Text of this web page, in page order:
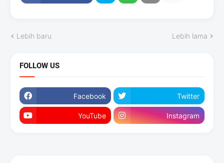
Lebih baru Lebih lama
FOLLOW US
Facebook Twitter
YouTube Instagram